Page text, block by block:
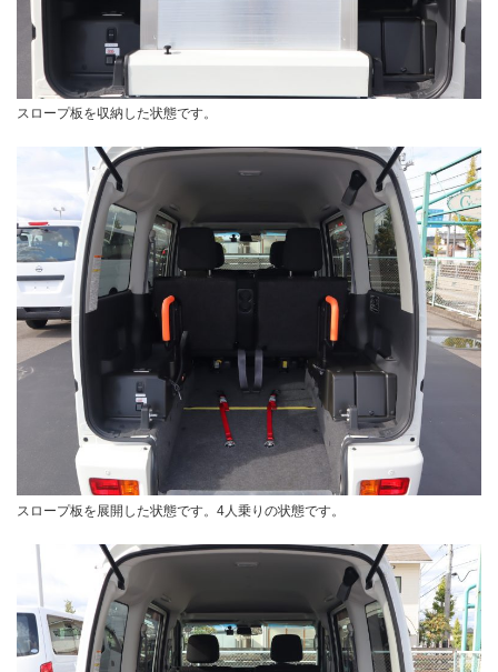
スロープ板を収納した状態です。
スロープ板を展開した状態です。4人乗りの状態です。